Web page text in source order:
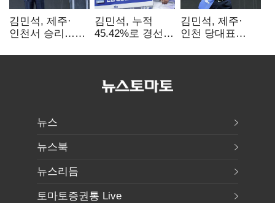
김민석, 제주·
인천서 승리…
탈환'(종합)
김민석, 누적
45.42%로 경선
격차
김민석, 제주·
인천 당대표
뉴스
뉴스북
뉴스리듬
토마토증권통 Live